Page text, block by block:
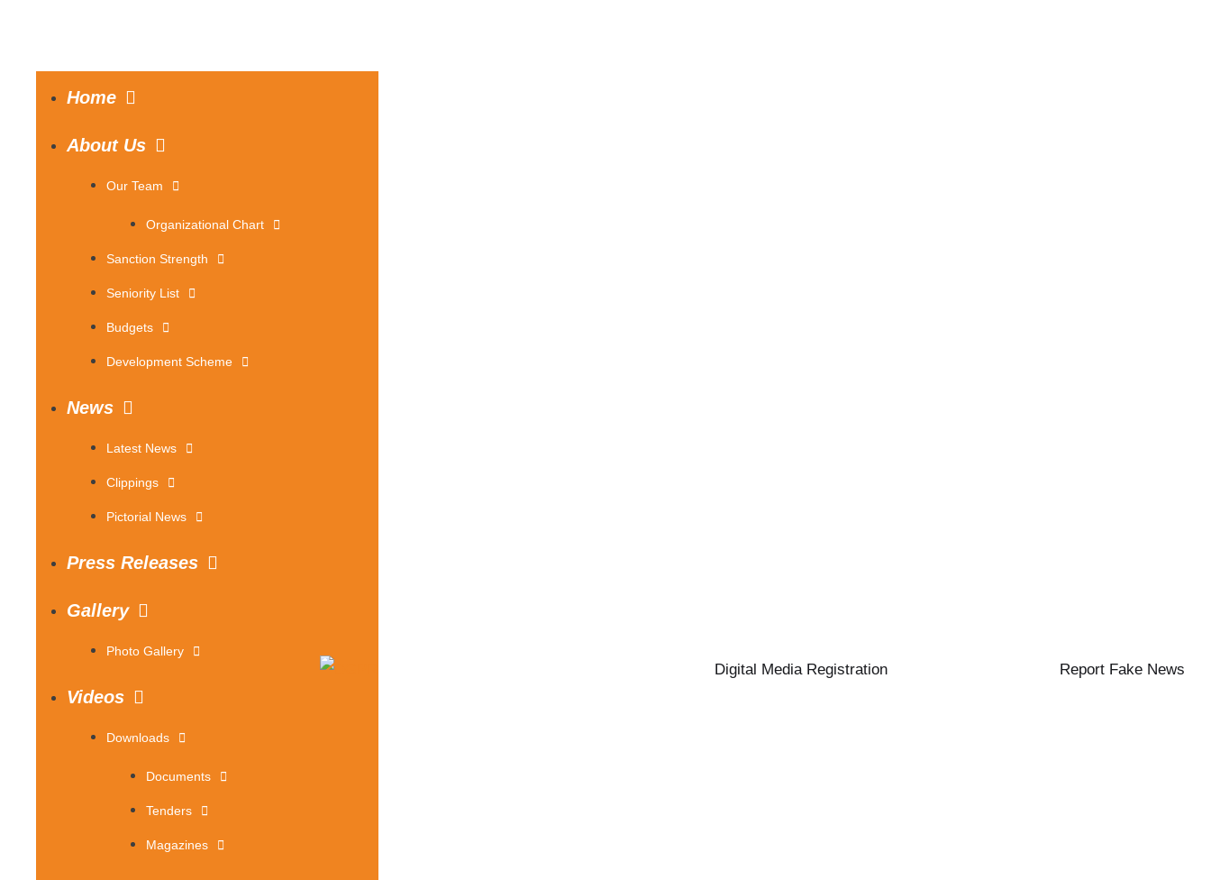
Home
About Us
Our Team
Organizational Chart
Sanction Strength
Seniority List
Budgets
Development Scheme
News
Latest News
Clippings
Pictorial News
Press Releases
Gallery
Photo Gallery
Videos
Downloads
Documents
Tenders
Magazines
Digital Media Registration Report Fake News